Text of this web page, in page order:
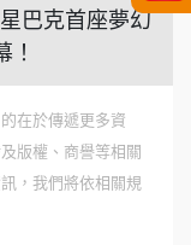
巴克首座夢幻
在於傳遞更多資
版權、商譽等相關
，我們將依相關規